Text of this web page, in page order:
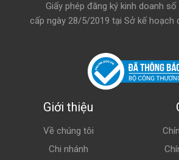
Giấy phép đăng ký kinh doanh số
cấp ngày 28/5/2019 tại Sở kế hoạch
Giới thiệu
Về chúng tôi
Chi nhánh